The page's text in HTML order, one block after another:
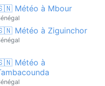
Météo à Mbour
Météo à Ziguinchor
Météo à